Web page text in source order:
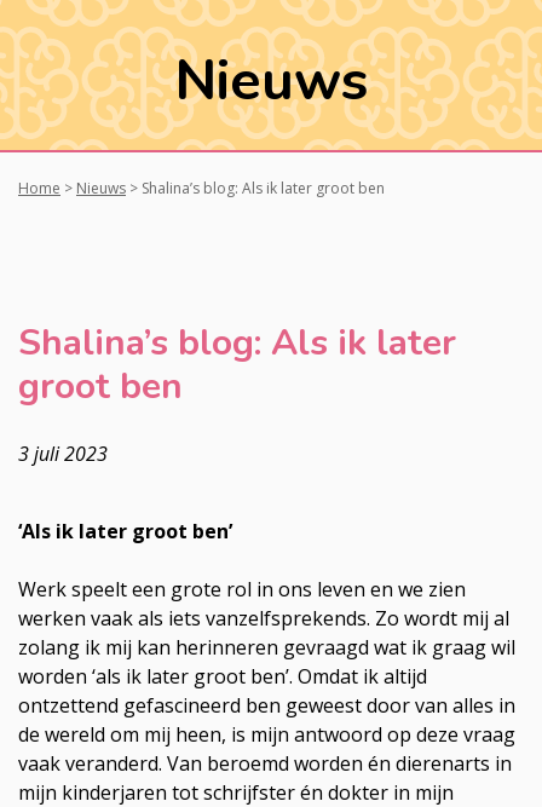
Nieuws
Home > Nieuws > Shalina’s blog: Als ik later groot ben
Shalina’s blog: Als ik later
groot ben
3 juli 2023
‘Als ik later groot ben’
Werk speelt een grote rol in ons leven en we zien
werken vaak als iets vanzelfsprekends. Zo wordt mij al
zolang ik mij kan herinneren gevraagd wat ik graag wil
worden ‘als ik later groot ben’. Omdat ik altijd
ontzettend gefascineerd ben geweest door van alles in
de wereld om mij heen, is mijn antwoord op deze vraag
vaak veranderd. Van beroemd worden én dierenarts in
mijn kinderjaren tot schrijfster én dokter in mijn